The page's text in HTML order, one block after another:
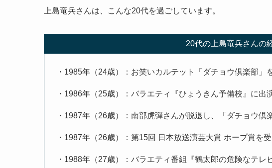
上島竜兵さんは、こんな20代を過ごしています。
20代の上島竜兵さんの
・1985年（24歳）：お笑いカルテット「ダチョウ倶楽部」
・1986年（25歳）：バラエティ『ひょうきん予備校』に出
・1987年（26歳）：南部虎弾さんが脱退し、「ダチョウ倶
・1987年（26歳）：第15回 日本放送演芸大賞 ホープ賞を
・1988年（27歳）：バラエティ番組『鶴太郎の危険なテレ